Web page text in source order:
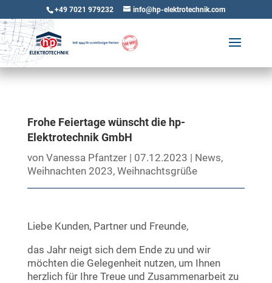
+49 7021 979232 info@hp-elektrotechnik.com
Frohe Feiertage wünscht die hp-
Elektrotechnik GmbH
von Vanessa Pfantzer| 07.12.2023 | News,
Weihnachten 2023, Weihnachtsgrüße
Liebe Kunden, Partner und Freunde,
das Jahr neigt sich dem Ende zu und wir
möchten die Gelegenheit nutzen, um Ihnen
herzlich für Ihre Treue und Zusammenarbeit zu